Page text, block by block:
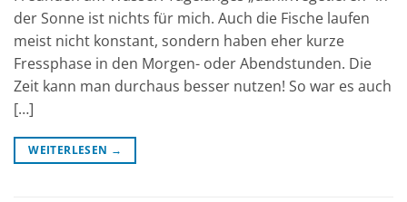
der Sonne ist nichts für mich. Auch die Fische laufen
meist nicht konstant, sondern haben eher kurze
Fressphase in den Morgen- oder Abendstunden. Die
Zeit kann man durchaus besser nutzen! So war es auch
[…]
WEITERLESEN →